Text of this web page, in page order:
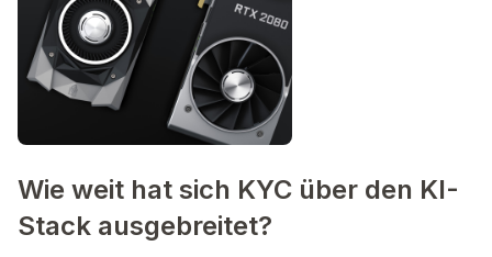
Wie weit hat sich KYC über den KI-
Stack ausgebreitet?